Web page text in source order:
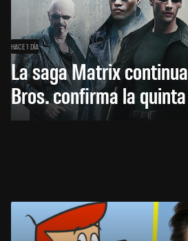
HACE 1 DÍA
La saga Matrix
Bros. confirma la